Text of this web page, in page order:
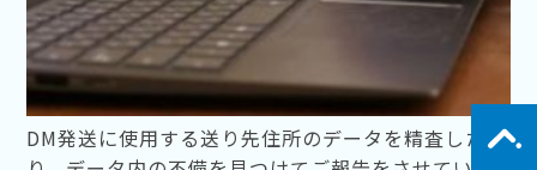
DM発送に使用する送り先住所のデータを精査した